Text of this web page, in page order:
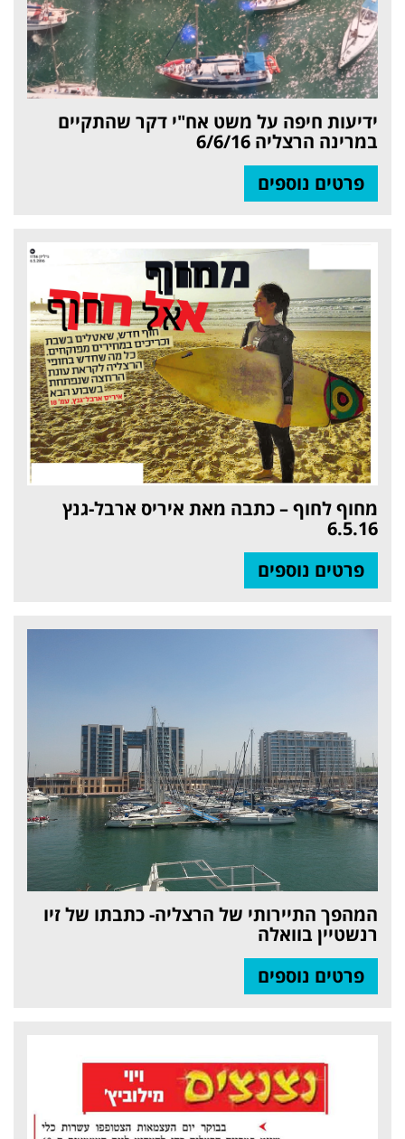
ידיעות חיפה על משט אח"י דקר שהתקיים
במרינה הרצליה 6/6/16
פרטים נוספים
מחוף לחוף – כתבה מאת איריס ארבל-גנץ
6.5.16
פרטים נוספים
המהפך התיירותי של הרצליה- כתבתו של זיו
רנשטיין בוואלה
פרטים נוספים